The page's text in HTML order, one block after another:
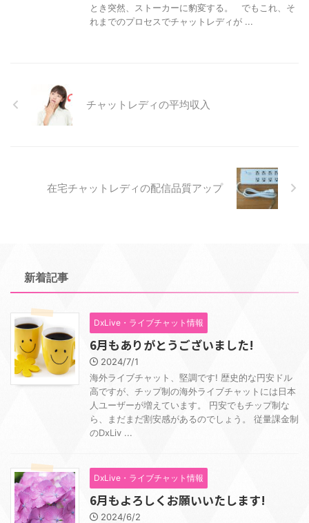
とき突然、ストーカーに豹変する。 でもこれ、そ
れまでのプロセスでチャットレディが ...
チャットレディの平均収入
在宅チャットレディの配信品質アップ
新着記事
DxLive・ライブチャット情報
6月もありがとうございました!
2024/7/1
海外ライブチャット、堅調です! 歴史的な円安ドル
高ですが、チップ制の海外ライブチャットには日本
人ユーザーが増えています。 円安でもチップ制な
ら、まだまだ割安感があるのでしょう。 従量課金制
のDxLiv ...
DxLive・ライブチャット情報
6月もよろしくお願いいたします!
2024/6/2